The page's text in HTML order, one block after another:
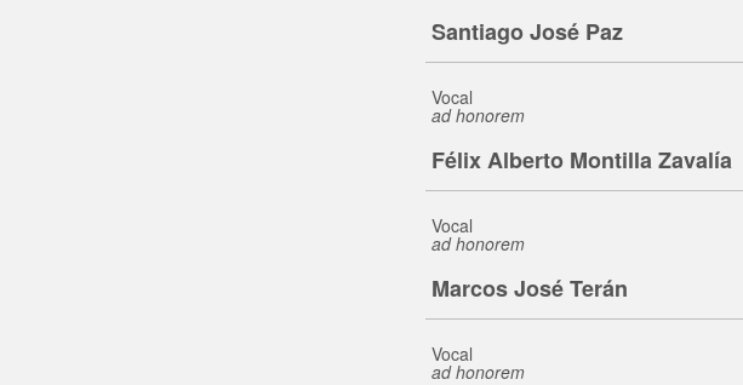
Santiago José Paz
Vocal
ad honorem
Félix Alberto Montilla Zavalía
Vocal
ad honorem
Marcos José Terán
Vocal
ad honorem